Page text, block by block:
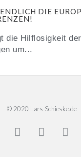
DIE
die Hilflosigkeit
um...
© 2020 Lars-Schieske.de